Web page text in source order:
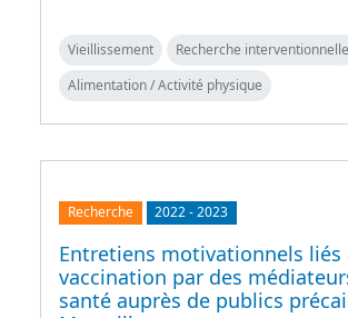
Vieillissement
Recherche interventionnelle
Alimentation / Activité physique
Recherche 2022-2023
Entretiens motivationnels liés
vaccination par des
santé auprès de publics